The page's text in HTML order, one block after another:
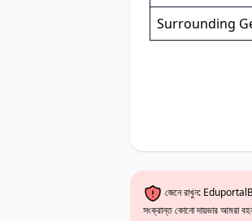
Surrounding
জেনে রাখুন:
সংক্রান্ত কোনো দায়ভার আমরা